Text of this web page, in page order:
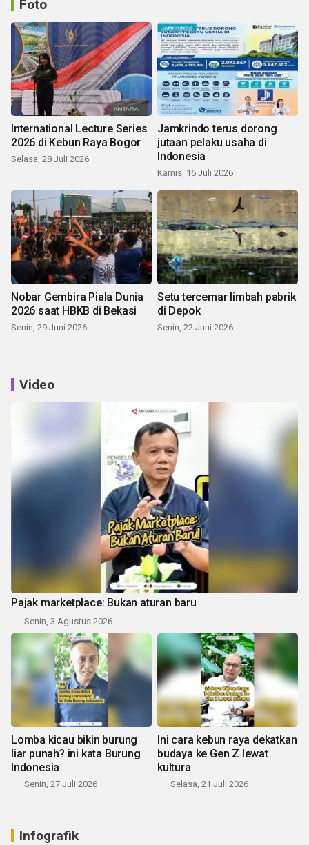
Foto
International Lecture Series
2026 di Kebun Raya Bogor
Selasa, 28 Juli 2026
Jamkrindo terus dorong
jutaan pelaku usaha di
Indonesia
Kamis, 16 Juli 2026
Nobar Gembira Piala Dunia
2026 saat HBKB di Bekasi
Senin, 29 Juni 2026
Setu tercemar limbah pabrik
di Depok
Senin, 22 Juni 2026
Video
Pajak marketplace: Bukan aturan baru
Senin, 3 Agustus 2026
Lomba kicau bikin burung
liar punah? ini kata Burung
Indonesia
Senin, 27 Juli 2026
Ini cara kebun raya dekatkan
budaya ke Gen Z lewat
kultura
Selasa, 21 Juli 2026
Infografik